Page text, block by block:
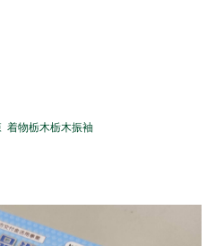
着物栃木栃木振袖